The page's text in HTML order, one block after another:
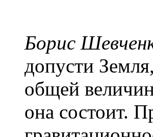
Борис
допусти
общей
она состоит.